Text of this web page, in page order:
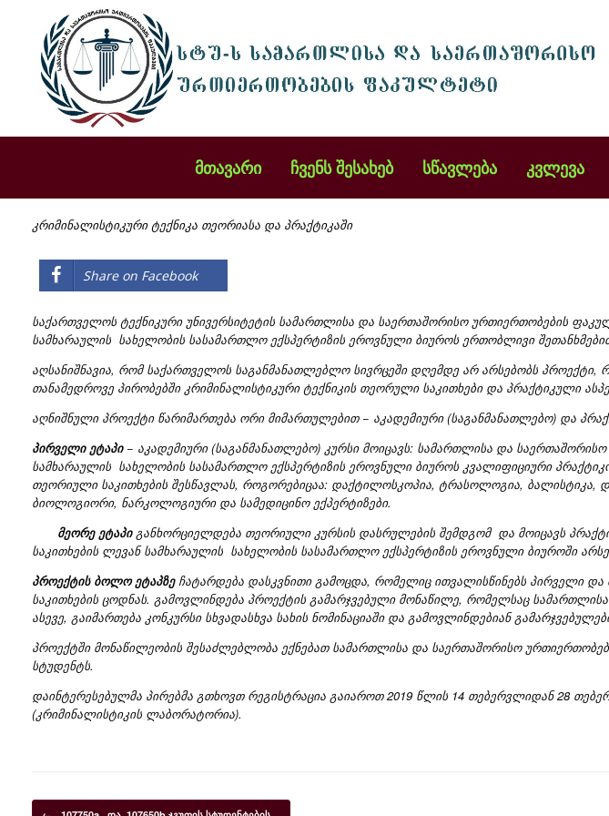
მთავარი ჩვენს შესახებ სწავლება კვლევა
კრიმინალისტიკური ტექნიკა თეორიასა და პრაქტიკაში
Share on Facebook
საქართველოს ტექნიკური უნივერსიტეტის სამართლისა და საერთაშორისო ურთიერთობების
სამხარაულის სახელობის სასამართლო ექსპერტიზის ეროვნული ბიუროს ერთობლივი
აღსანიშნავია, რომ საქართველოს საგანმანათლებლო სივრცეში დღემდე არ არსებობს
თანამედროვე პირობებში კრიმინალისტიკური ტექნიკის თეორული საკითხები და პრაქტიკული
აღნიშნული პროექტი წარიმართება ორი მიმართულებით − აკადემიური (საგანმანათლებო) და
პირველი ეტაპი− აკადემიური (საგანმანათლებო) კურსი მოიცავს: სამართლისა და
სამხარაულის სახელობის სასამართლო ექსპერტიზის ეროვნული ბიუროს კვალიფიციური
თეორიული საკითხების შესწავლას, როგორებიცაა: დაქტილოსკოპია, ტრასოლოგია, ბალისტიკა,
ბიოლოგიორი, ნარკოლოგიური და სამედიცინო ექპერტიზები.
მეორე ეტაპიგანხორციელდება თეორიული კურსის დასრულების შემდგომ და მოიცავს
საკითხების ლევან სამხარაულის სახელობის სასამართლო ექსპერტიზის ეროვნული ბიუროში
პროექტის ბოლო ეტაპზეჩატარდება დასკვნითი გამოცდა, რომელიც ითვალისწინებს პირველი
საკითხების ცოდნას. გამოვლინდება პროექტის გამარჯვებული მონაწილე, რომელსაც
ასევე, გაიმართება კონკურსი სხვადასხვა სახის ნომინაციაში და გამოვლინდებიან
პროექტში მონაწილეობის შესაძლებლობა ექნებათ სამართლისა და საერთაშორისო
სტუდენტს.
დაინტერესებულმა პირებმა გთხოვთ რეგისტრაცია გაიაროთ 2019 წლის 14 თებერვლიდან 28
(კრიმინალისტიკის ლაბორატორია).
Post navigation